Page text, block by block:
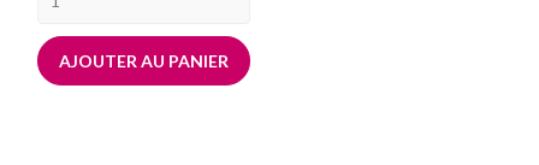
AJOUTER AU PANIER